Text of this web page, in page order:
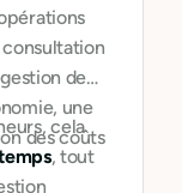
de
une
des coûts
cela
, tout